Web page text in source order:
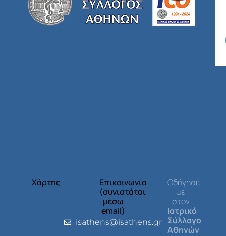
Χάρτης
Επικοινωνία
(συνιστάται
μέσω
email)
isathens@isathens.gr
Οδήγησέ
με
στον
Ιατρικό
Σύλλογο
Αθηνών